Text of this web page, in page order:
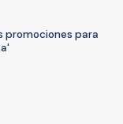
promociones para